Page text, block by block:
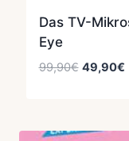
Das TV-
Eye
99,90€ 49,90€